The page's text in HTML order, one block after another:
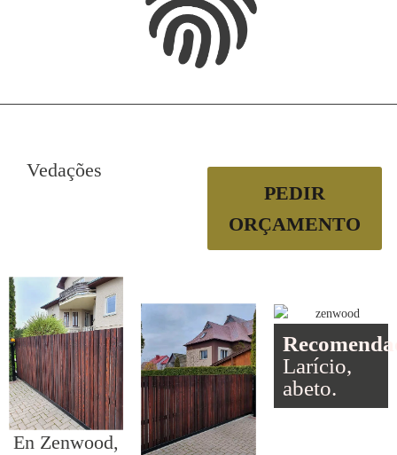
Vedações
PEDIR
ORÇAMENTO
En Zenwood,
Larício,
abeto.